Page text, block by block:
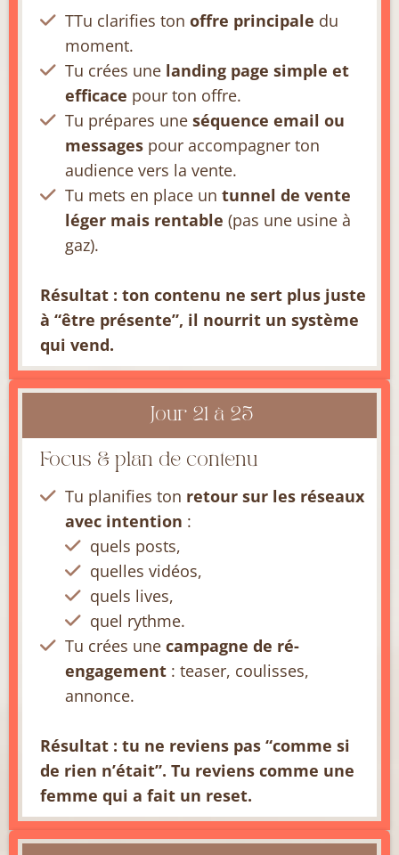
TTu clarifies ton offre principale du
moment.
Tu crées une landing page simple et
efficace pour ton offre.
Tu prépares une séquence email ou
messages pour accompagner ton
audience vers la vente.
Tu mets en place un tunnel de vente
léger mais rentable (pas une usine à
gaz).
Résultat : ton contenu ne sert plus juste
à “être présente”, il nourrit un système
qui vend.
Jour 21 à 25
Focus & plan de contenu
Tu planifies ton retour sur les réseaux
avec intention :
quels posts,
quelles vidéos,
quels lives,
quel rythme.
Tu crées une campagne de ré-
engagement : teaser, coulisses,
annonce.
Résultat : tu ne reviens pas “comme si
de rien n’était”. Tu reviens comme une
femme qui a fait un reset.